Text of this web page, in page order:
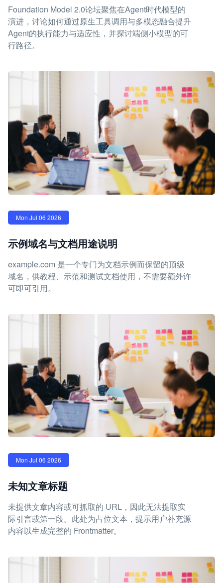
Foundation Model 2.0论坛聚焦在Agent时代模型的
演进，讨论如何通过原生工具调用与多模态融合提升
Agent的执行能力与适应性，并探讨端侧小模型的可
行路径。
Mon Jul 06 2026
示例域名与文档用途说明
example.com 是一个专门为文档示例而保留的顶级
域名，供教程、示范和测试文档使用，不需要额外许
可即可引用。
Mon Jul 06 2026
未知文章标题
未提供文章内容或可抓取的 URL，因此无法提取实
际引言或第一段。此处为占位文本，提示用户补充源
内容以生成完整的 Frontmatter。